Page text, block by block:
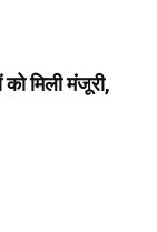
मिली मंजूरी,